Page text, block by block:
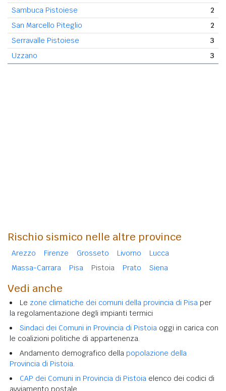
Sambuca Pistoiese
2
San Marcello Piteglio
2
Serravalle Pistoiese
3
Uzzano
3
Rischio sismico nelle altre province
Arezzo Firenze Grosseto Livorno
Lucca
Massa-Carrara
Pisa Pistoia Prato Siena
Vedi anche
Le zone climatiche dei comuni della provincia di Pisa per
la regolamentazione degli impianti termici
Sindaci dei Comuni in Provincia di Pistoia oggi in carica con
le coalizioni politiche di appartenenza.
Andamento demografico della popolazione della
Provincia di Pistoia.
CAP dei Comuni in Provincia di Pistoia elenco dei codici di
avviamento postale.